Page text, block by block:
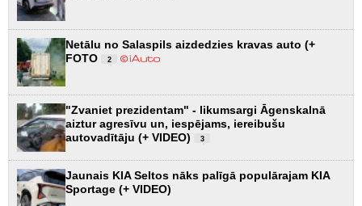
Netālu no Salaspils aizdedzies kravas auto (+
FOTO
2
"Zvaniet prezidentam" - likumsargi Āgenskalnā
aiztur agresīvu un, iespējams, iereibušu
autovadītāju (+ VIDEO)
3
Jaunais KIA Seltos nāks palīgā populārajam KIA
Sportage (+ VIDEO)